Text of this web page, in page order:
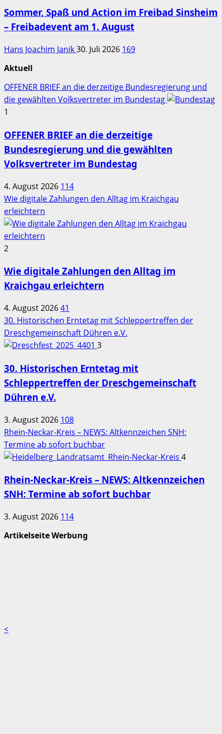
Sommer, Spaß und Action im Freibad Sinsheim
– Freibadevent am 1. August
Hans Joachim Janik30. Juli 2026 169
Aktuell
OFFENER BRIEF an die derzeitige Bundesregierung und
die gewählten Volksvertreter im Bundestag
1
OFFENER BRIEF an die derzeitige
Bundesregierung und die gewählten
Volksvertreter im Bundestag
4. August 2026 114
Wie digitale Zahlungen den Alltag im Kraichgau
erleichtern
2
Wie digitale Zahlungen den Alltag im
Kraichgau erleichtern
4. August 202641
30. Historischen Erntetag mit Schleppertreffen der
Dreschgemeinschaft Dühren e.V.
3
30. Historischen Erntetag mit
Schleppertreffen der Dreschgemeinschaft
Dühren e.V.
3. August 2026 108
Rhein-Neckar-Kreis – NEWS: Altkennzeichen SNH:
Termine ab sofort buchbar
4
Rhein-Neckar-Kreis – NEWS: Altkennzeichen
SNH: Termine ab sofort buchbar
3. August 2026 114
Artikelseite Werbung
<